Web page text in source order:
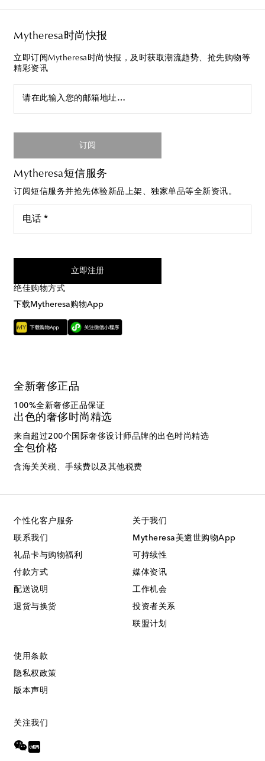
Mytheresa时尚快报
立即订阅Mytheresa时尚快报，及时获取潮流趋势、抢先购物等
精彩资讯
请在此输入您的邮箱地址…
订阅
Mytheresa短信服务
订阅短信服务并抢先体验新品上架、独家单品等全新资讯。
电话 *
立即注册
绝佳购物方式
下载Mytheresa购物App
全新奢侈正品
100%全新奢侈正品保证
出色的奢侈时尚精选
来自超过200个国际奢侈设计师品牌的出色时尚精选
全包价格
含海关关税、手续费以及其他税费
个性化客户服务
联系我们
礼品卡与购物福利
付款方式
配送说明
退货与换货
关于我们
Mytheresa美遴世购物App
可持续性
媒体资讯
工作机会
投资者关系
联盟计划
使用条款
隐私权政策
版本声明
关注我们